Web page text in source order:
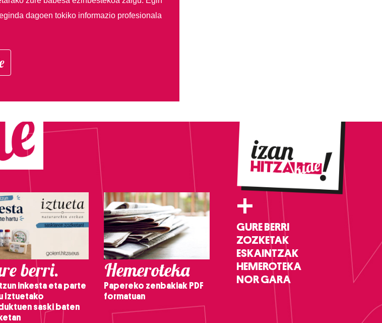
dagoen tokiko informazio profesionala
berri.
inkesta eta parte
Iztuetako
saski baten
Hemeroteka
Papereko zenbakiak PDF
formatuan
+
GURE BERRI
ZOZKETAK
ESKAINTZAK
HEMEROTEKA
NOR GARA